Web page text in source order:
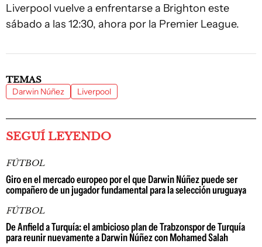
Liverpool vuelve a enfrentarse a Brighton este
sábado a las 12:30, ahora por la Premier League.
TEMAS
Darwin Núñez Liverpool
SEGUÍ LEYENDO
FÚTBOL
Giro en el mercado europeo por el que Darwin Núñez puede ser
compañero de un jugador fundamental para la selección uruguaya
FÚTBOL
De Anfield a Turquía: el ambicioso plan de Trabzonspor de Turquía
para reunir nuevamente a Darwin Núñez con Mohamed Salah